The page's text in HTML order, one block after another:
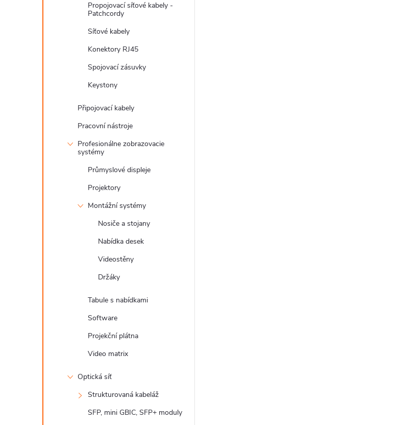
Propojovací síťové kabely -
Patchcordy
Síťové kabely
Konektory RJ45
Spojovací zásuvky
Keystony
Připojovací kabely
Pracovní nástroje
Profesionálne zobrazovacie
systémy
Průmyslové displeje
Projektory
Montážní systémy
Nosiče a stojany
Nabídka desek
Videostěny
Držáky
Tabule s nabídkami
Software
Projekční plátna
Video matrix
Optická síť
Strukturovaná kabeláž
SFP, mini GBIC, SFP+ moduly